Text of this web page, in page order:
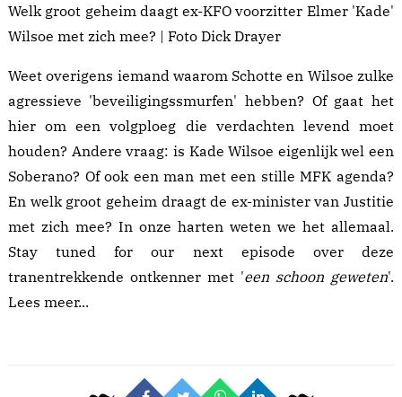
Welk groot geheim daagt ex-KFO voorzitter Elmer 'Kade'
Wilsoe met zich mee? | Foto Dick Drayer
Weet overigens iemand waarom Schotte en Wilsoe zulke
agressieve 'beveiligingssmurfen' hebben? Of gaat het
hier om een volgploeg die verdachten levend moet
houden? Andere vraag: is Kade Wilsoe eigenlijk wel een
Soberano? Of ook een man met een stille MFK agenda?
En welk groot geheim draagt de ex-minister van Justitie
met zich mee? In onze harten weten we het allemaal.
Stay tuned for our next episode over deze
tranentrekkende ontkenner met 'een schoon geweten'.
Lees meer...